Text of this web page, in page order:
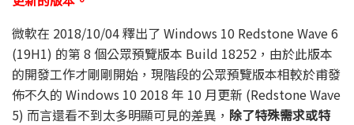
微軟在 2018/10/04 釋出了 Windows 10 Redstone Wave 6
(19H1) 的第 8 個公眾預覽版本 Build 18252，由於此版本
的開發工作才剛剛開始，現階段的公眾預覽版本相較於甫發
佈不久的 Windows 10 2018 年 10 月更新 (Redstone Wave
5) 而言還看不到太多明顯可見的差異， 除了特殊需求或特